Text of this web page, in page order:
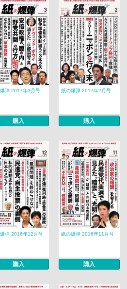
弾 2017年3月号
購入
紙の爆弾 2017年2月号
購入
弾 2016年12月号
購入
紙の爆弾 2016年11月号
購入